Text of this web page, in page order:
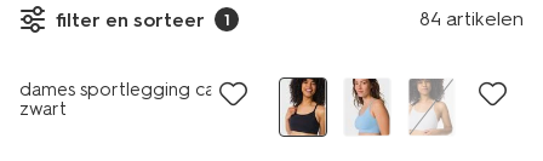
filter en sorteer 1 84 artikelen
sale
dames sportlegging capri
zwart